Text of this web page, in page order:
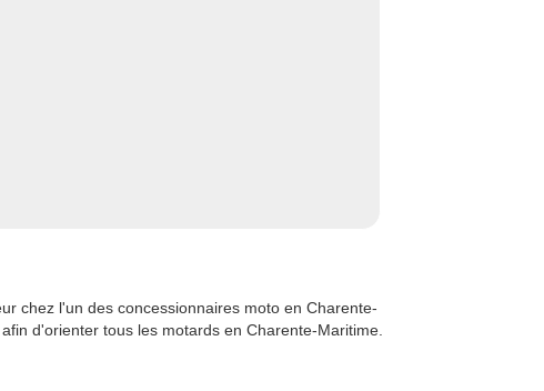
chez l'un des concessionnaires moto en Charente-
d'orienter tous les motards en Charente-Maritime.